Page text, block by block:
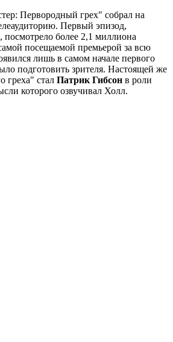
Первородный грех" собрал на
Первый эпизод,
более 2,1 миллиона
посещаемой премьерой за всю
лишь в самом начале первого
подготовить зрителя. Настоящей же
греха" стал Патрик Гибсон в роли
которого озвучивал Холл.